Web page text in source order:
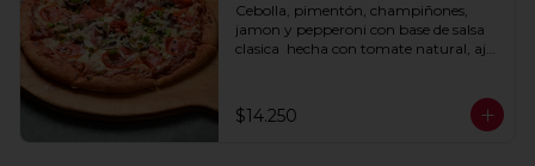
Cebolla, pimentón, champiñones,
jamon y pepperoni con base de salsa
clasica  hecha con tomate natural, ajo,
$14.250